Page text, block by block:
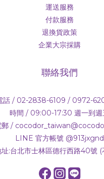
運送服務
付款服務
退換貨政策
企業大宗採購
聯絡我們
話 / 02-2838-6109 / 0972-
時間 / 09:00-17:30 週一到週
郵 /
LINE 官方帳號 @913jxgnd
:台北市士林區德行西路40號 (